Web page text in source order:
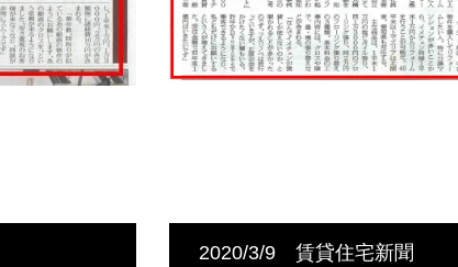
2020/3/9 賃貸住宅新聞